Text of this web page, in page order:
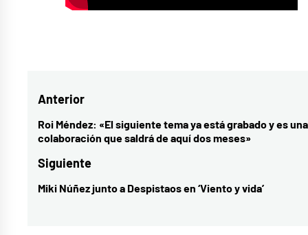
alizzz
Amaia
canción,
colaboración
Navegación
de
entradas
Anterior
Entrada
anterior:
Roi Méndez: «El siguiente tema ya está grabado y es una
colaboración que saldrá de aquí dos meses»
Siguiente
Entrada
Miki Núñez junto a Despistaos en ‘Viento y vida’